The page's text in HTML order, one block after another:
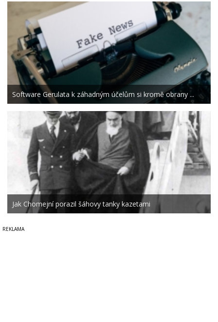
Software Gerulata k záhadným účelům si kromě obrany ...
Jak Chomejní porazil šáhovy tanky kazetami